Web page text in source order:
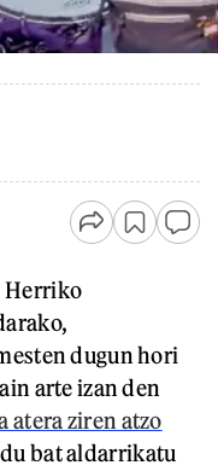
Herriko
dugun hori
arte izan den
atera ziren atzo
bat aldarrikatu